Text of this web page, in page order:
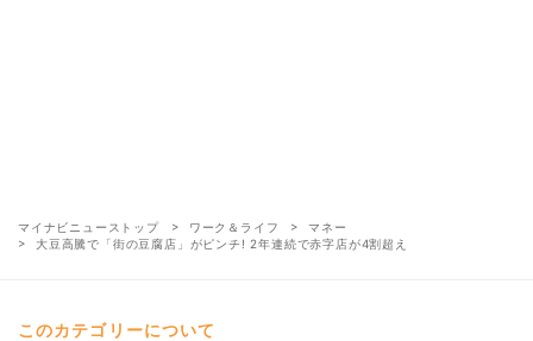
マイナビニューストップ ワーク＆ライフ
マネー
大豆高騰で「街の豆腐店」がピンチ! 2年連続で赤字店が4割超え
このカテゴリーについて